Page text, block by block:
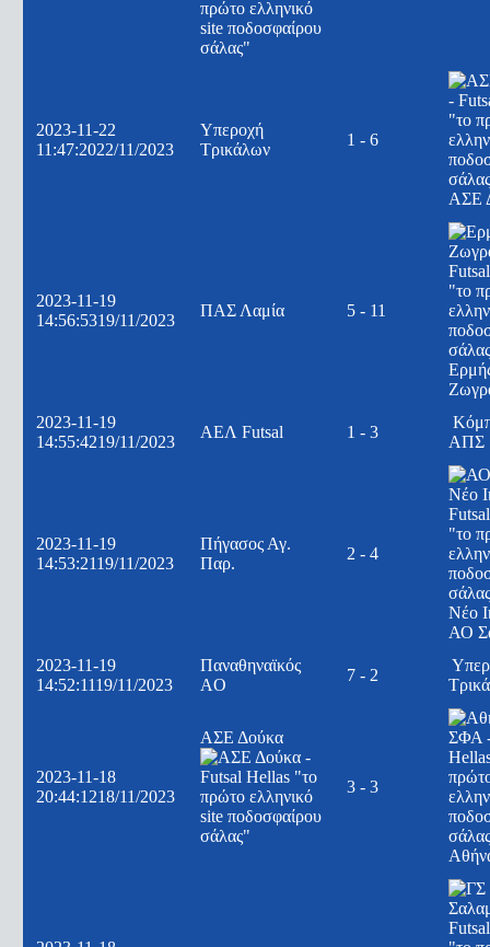
2023-11-22
11:47:2022/11/2023
Υπεροχή
Τρικάλων
1 - 6
ΑΣΕ
2023-11-19
14:56:5319/11/2023
ΠΑΣ Λαμία 5 - 11
2023-11-19
14:55:4219/11/2023
ΑΕΛ Futsal 1 - 3
ΑΠΣ
2023-11-19
14:53:2119/11/2023
Πήγασος Αγ.
Παρ.
2 - 4
Νέο
ΑΟ
2023-11-19
14:52:1119/11/2023
Παναθηναϊκός
AO
7 - 2
2023-11-18
20:44:1218/11/2023
ΑΣΕ Δούκα
3 - 3